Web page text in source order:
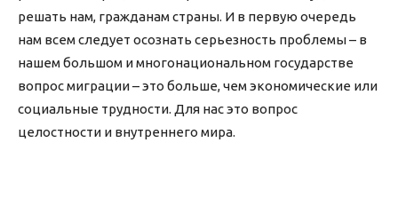
решать нам, гражданам страны. И в первую очередь
нам всем следует осознать серьезность проблемы – в
нашем большом и многонациональном государстве
вопрос миграции – это больше, чем экономические или
социальные трудности. Для нас это вопрос
целостности и внутреннего мира.